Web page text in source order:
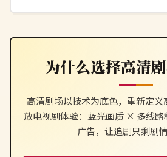
为什么选择高清
高清剧场以技术为底色，重新定义
放电视剧体验：蓝光画质 × 多线
广告，让追剧只剩剧情